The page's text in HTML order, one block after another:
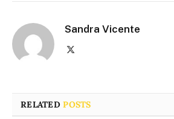
Sandra Vicente
RELATEDPOSTS